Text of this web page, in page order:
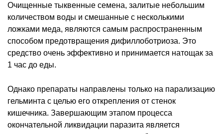
Очищенные тыквенные семена, залитые небольшим
количеством воды и смешанные с несколькими
ложками меда, являются самым распространенным
способом предотвращения дифиллоботриоза. Это
средство очень эффективно и принимается натощак за
1 час до еды.
Однако препараты направлены только на парализацию
гельминта с целью его открепления от стенок
кишечника. Завершающим этапом процесса
окончательной ликвидации паразита является